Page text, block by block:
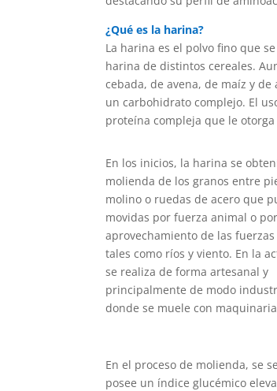
¿Qué es la harina?
La harina es el polvo fino que
harina de distintos cereales.
cebada, de avena, de maíz y
un carbohidrato complejo. El
proteína compleja que le
En los inicios, la harina se
molienda de los granos entre
molino o ruedas de acero que
movidas por fuerza animal o
aprovechamiento de las
tales como ríos y viento. En la
se realiza de forma artesanal y
principalmente de modo
donde se muele con
En el proceso de molienda, se
posee un índice glucémico